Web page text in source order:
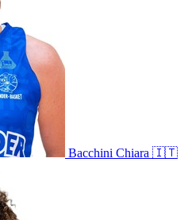
Bacchini Chiara 🇮🇹